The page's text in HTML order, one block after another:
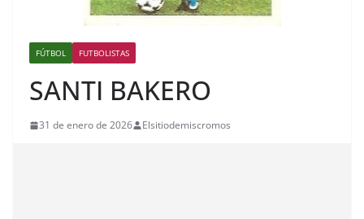
FÚTBOL FUTBOLISTAS
SANTI BAKERO
31 de enero de 2026 Elsitiodemiscromos